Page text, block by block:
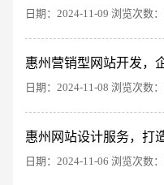
日期：2024-11-09 浏览次数
惠州营销型网站开发，
日期：2024-11-08 浏览次数
惠州网站设计服务，打
日期：2024-11-06 浏览次数
电商及系统